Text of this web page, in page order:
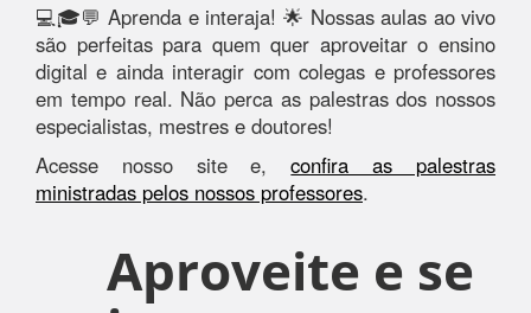
💻🎓💬 Aprenda e interaja! 🌟 Nossas aulas ao vivo
são perfeitas para quem quer aproveitar o ensino
digital e ainda interagir com colegas e professores
em tempo real. Não perca as palestras dos nossos
especialistas, mestres e doutores!
Acesse nosso site e,confira as palestras
ministradas pelos nossos professores.
Aproveite e se